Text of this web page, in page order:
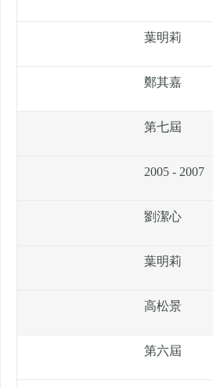
葉明莉
鄭其嘉
第七屆
2005 - 2007
劉潔心
葉明莉
高松景
第六屆